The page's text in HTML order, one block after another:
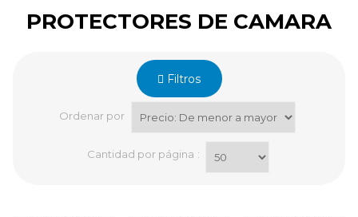
PROTECTORES DE CAMARA
Filtros
Ordenar por
Cantidad por página :